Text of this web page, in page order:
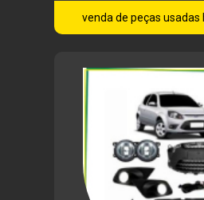
venda de peças usadas